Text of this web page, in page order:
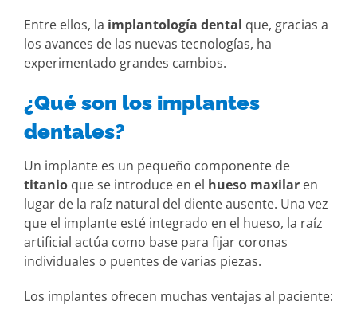
Entre ellos, la implantología dental que, gracias a
los avances de las nuevas tecnologías, ha
experimentado grandes cambios.
¿Qué son los implantes
dentales?
Un implante es un pequeño componente de
titanio que se introduce en el hueso maxilar en
lugar de la raíz natural del diente ausente. Una vez
que el implante esté integrado en el hueso, la raíz
artificial actúa como base para fijar coronas
individuales o puentes de varias piezas.
Los implantes ofrecen muchas ventajas al paciente: